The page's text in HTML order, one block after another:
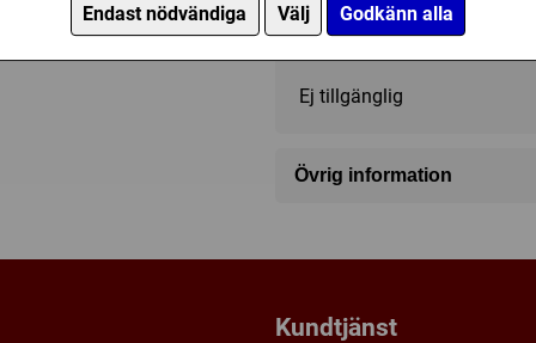
Endast nödvändiga Välj Godkänn alla
395 kr
Ej tillgänglig
Övrig information
Länkar: Tillverkarens
Kundtjänst